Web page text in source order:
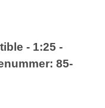
- 1:25 -
85-